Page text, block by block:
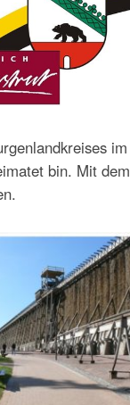
im
bin. Mit dem